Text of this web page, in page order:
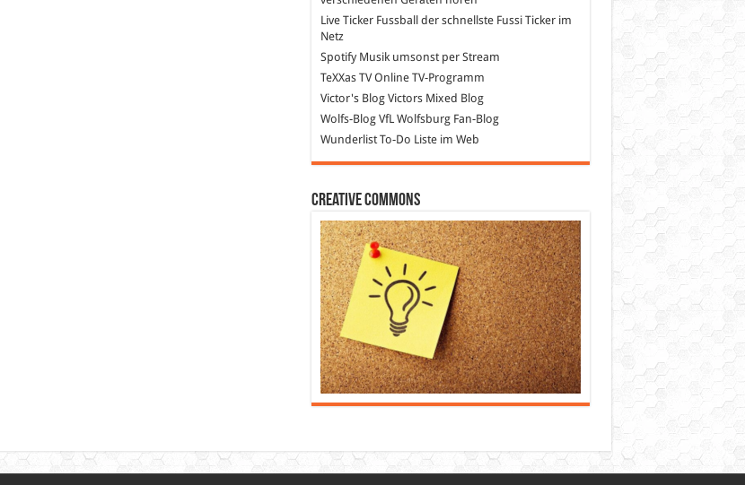
Live Ticker Fussball
der schnellste Fussi Ticker im
Netz
SpotifyMusik umsonst per Stream
TeXXas TVOnline TV-Programm
Victor's BlogVictors Mixed Blog
Wolfs-BlogVfL Wolfsburg Fan-Blog
WunderlistTo-Do Liste im Web
Creative Commons